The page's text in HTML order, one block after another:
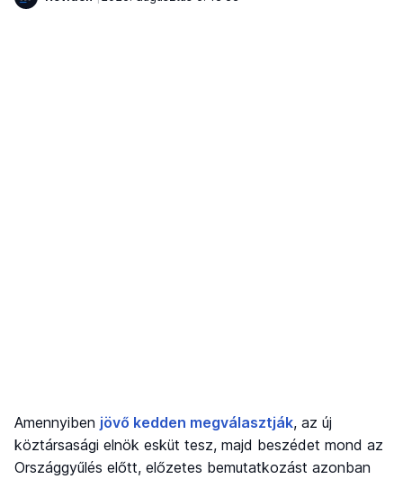
Amennyiben jövő kedden megválasztják, az új
köztársasági elnök esküt tesz, majd beszédet mond az
Országgyűlés előtt, előzetes bemutatkozást azonban